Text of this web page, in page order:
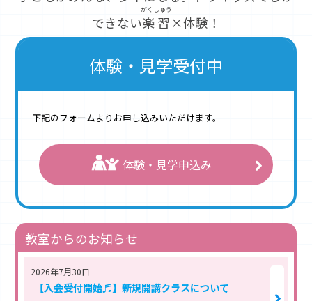
できない楽習
がくしゅう
×体験！
体験・見学受付中
下記のフォームよりお申し込みいただけます。
体験・見学申込み
教室からのお知らせ
2026年7月30日
【入会受付開始♬】新規開講クラスについて